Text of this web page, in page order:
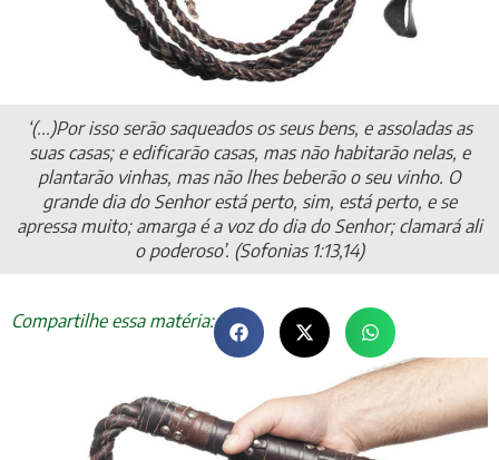
‘(...)Por isso serão saqueados os seus bens, e assoladas as
suas casas; e edificarão casas, mas não habitarão nelas, e
plantarão vinhas, mas não lhes beberão o seu vinho. O
grande dia do Senhor está perto, sim, está perto, e se
apressa muito; amarga é a voz do dia do Senhor; clamará ali
o poderoso’. (Sofonias 1:13,14)
Compartilhe essa matéria: